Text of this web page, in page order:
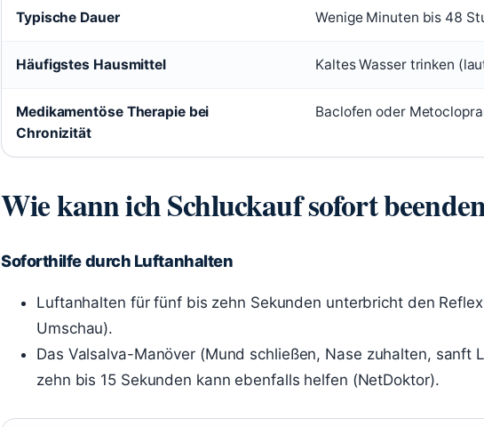
Typische Dauer Wenige Minuten bis 48
Häufigstes Hausmittel Kaltes Wasser trinken
Medikamentöse Therapie bei
Chronizität
Baclofen oder
Wie kann ich Schluckauf sofort
Soforthilfe durch Luftanhalten
Luftanhalten für fünf bis zehn Sekunden unterbricht den
Umschau).
Das Valsalva-Manöver (Mund schließen, Nase zuhalten, sanft
zehn bis 15 Sekunden kann ebenfalls helfen (NetDoktor).